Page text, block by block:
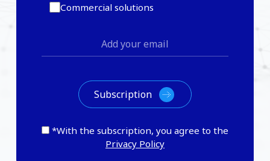
Commercial solutions
*With the subscription, you agree to the
Privacy Policy